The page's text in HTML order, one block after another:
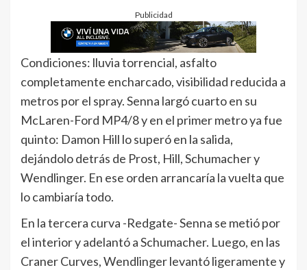
Publicidad
Condiciones: lluvia torrencial, asfalto
completamente encharcado, visibilidad reducida a
metros por el spray. Senna largó cuarto en su
McLaren-Ford MP4/8 y en el primer metro ya fue
quinto: Damon Hill lo superó en la salida,
dejándolo detrás de Prost, Hill, Schumacher y
Wendlinger. En ese orden arrancaría la vuelta que
lo cambiaría todo.
En la tercera curva -Redgate- Senna se metió por
el interior y adelantó a Schumacher. Luego, en las
Craner Curves, Wendlinger levantó ligeramente y